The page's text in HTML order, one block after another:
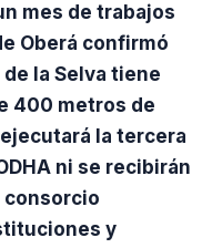
mes de trabajos
Oberá confirmó
la Selva tiene
400 metros de
la tercera
ni se recibirán
consorcio
y